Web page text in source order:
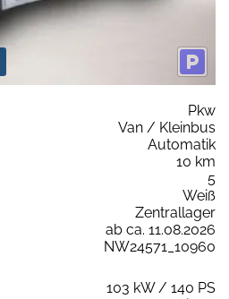
Pkw
Van / Kleinbus
Automatik
10 km
5
Weiß
Zentrallager
ab ca. 11.08.2026
NW24571_10960
103 kW / 140 PS